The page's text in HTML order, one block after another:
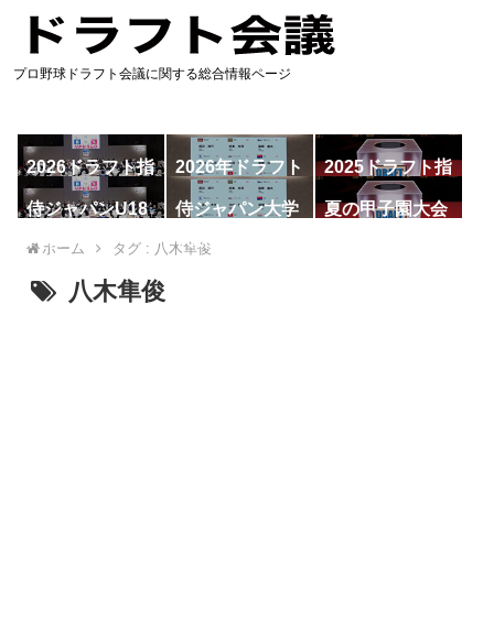
プロ野球ドラフト会議に関する総合情報ページ
2026ドラフト指
名予想
2026年ドラフト
候補
2025ドラフト指
名一覧
侍ジャパンU18
代表
侍ジャパン大学
代表
夏の甲子園大会
ホーム タグ : 八木隼俊
八木隼俊